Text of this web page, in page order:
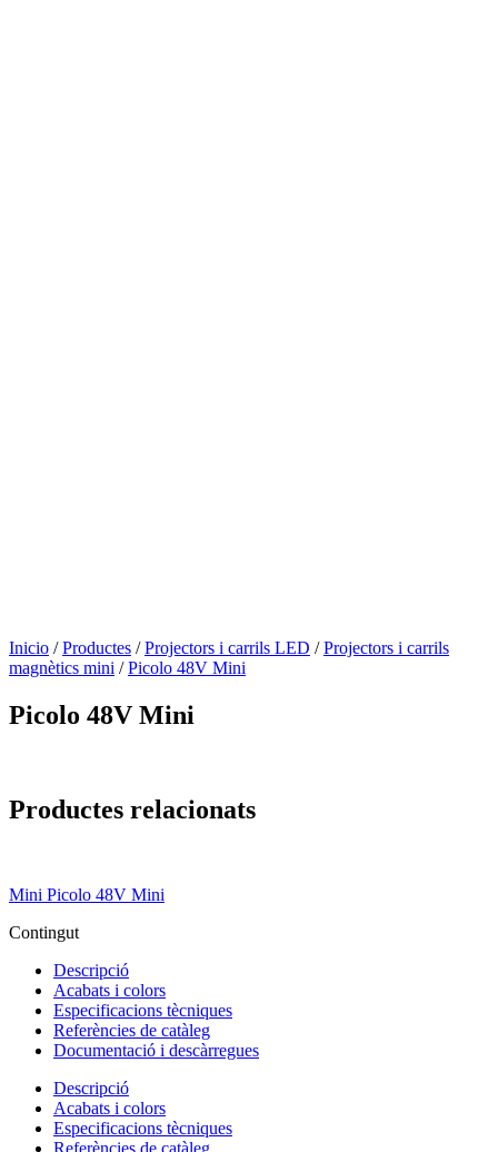
Inicio / Productes / Projectors i carrils LED / Projectors i carrils
magnètics mini / Picolo 48V Mini
Picolo 48V Mini
Productes relacionats
Mini Picolo 48V Mini
Contingut
Descripció
Acabats i colors
Especificacions tècniques
Referències de catàleg
Documentació i descàrregues
Descripció
Acabats i colors
Especificacions tècniques
Referències de catàleg